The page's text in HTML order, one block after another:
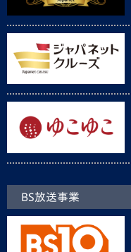
BS放送事業